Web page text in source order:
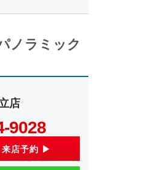
ノラミック
店
9028
来店予約 ▶